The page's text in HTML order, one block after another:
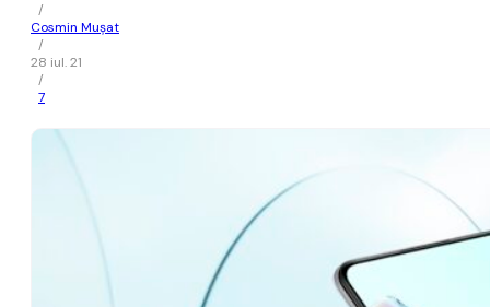
/
Cosmin Mușat
/
28 iul. 21
/
7